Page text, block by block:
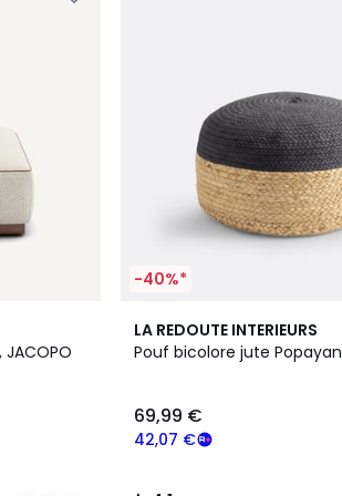
-40%*
LA REDOUTE INTERIEURS
Pouf bicolore jute Popayan
42,07 €
69,99 €
4,1
/ 5
3
Couleurs